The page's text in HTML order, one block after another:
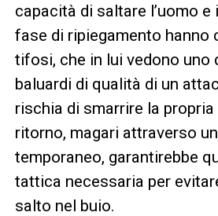
capacità di saltare l’uomo
fase di ripiegamento hanno
tifosi, che in lui vedono uno
baluardi di qualità di un
rischia di smarrire la
ritorno, magari attraverso
temporaneo, garantirebbe
tattica necessaria per
salto nel buio.